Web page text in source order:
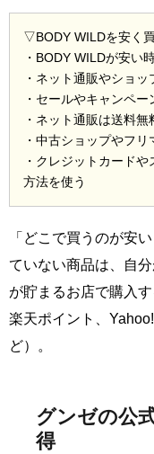
▽BODY WILDを安く
・BODY WILDが安い
・ネット通販やショ
・セールやキャンペ
・ネット通販は送料無
・中古ショップやフ
・クレジットカード
方法を使う
「どこで買うのが安
ていない商品は、自
が貯まるお店で購入
楽天ポイント、
ど）。
グンゼの公
得